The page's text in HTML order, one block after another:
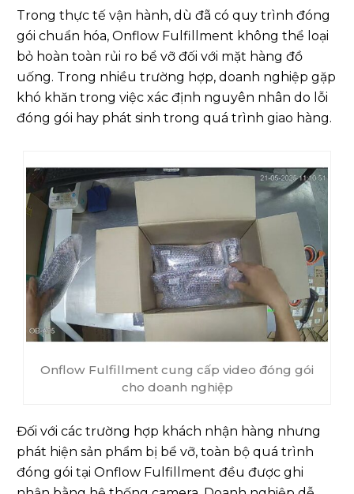
Trong thực tế vận hành, dù đã có quy trình đóng
gói chuẩn hóa, Onflow Fulfillment không thể loại
bỏ hoàn toàn rủi ro bể vỡ đối với mặt hàng đồ
uống. Trong nhiều trường hợp, doanh nghiệp gặp
khó khăn trong việc xác định nguyên nhân do lỗi
đóng gói hay phát sinh trong quá trình giao hàng.
Onflow Fulfillment cung cấp video đóng gói
cho doanh nghiệp
Đối với các trường hợp khách nhận hàng nhưng
phát hiện sản phẩm bị bể vỡ, toàn bộ quá trình
đóng gói tại Onflow Fulfillment đều được ghi